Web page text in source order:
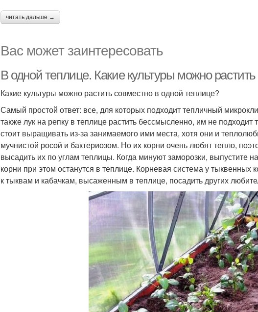
читать дальше →
Вас может заинтересовать
В одной теплице. Какие культуры можно
Какие культуры можно растить совместно в одной теплице?
Самый простой ответ: все, для которых подходит тепличный
также лук на репку в теплице растить бессмысленно, им не
стоит выращивать из-за занимаемого ими места, хотя они и
мучнистой росой и бактериозом. Но их корни очень любят тепло,
высадить их по углам теплицы. Когда минуют заморозки, выпустите
корни при этом останутся в теплице. Корневая система у тыквенных
к тыквам и кабачкам, высаженным в теплице, посадить других